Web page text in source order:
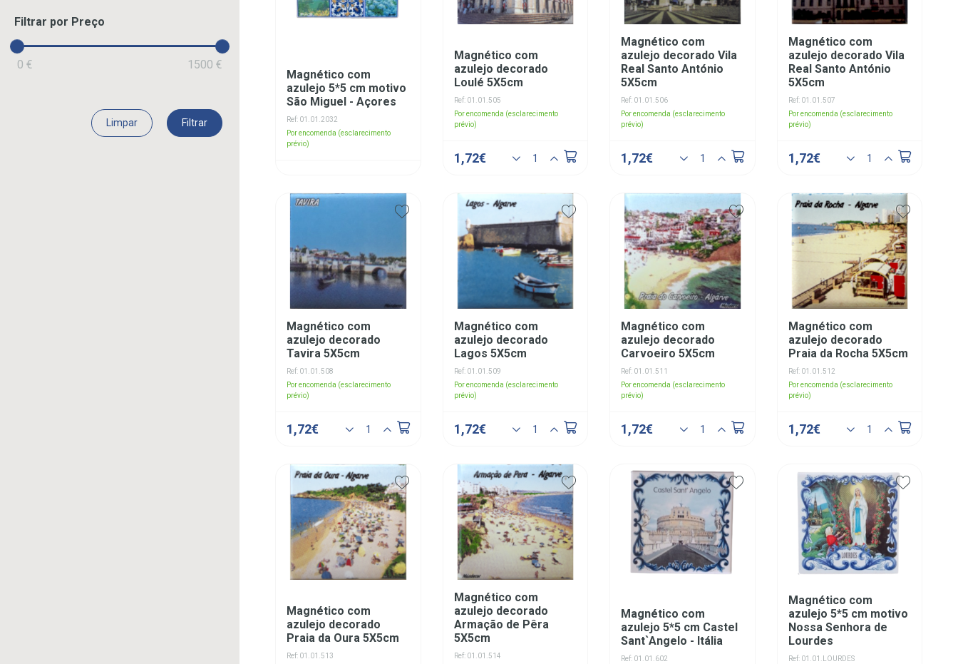
Filtrar por Preço
0 € 1500 €
Limpar Filtrar
Magnético com
azulejo 5*5 cm motivo
São Miguel - Açores
Ref: 01.01.2032
Por encomenda (esclarecimento
prévio)
Magnético com
azulejo decorado
Loulé 5X5cm
Ref: 01.01.505
Por encomenda (esclarecimento
prévio)
1,72€
Magnético com
azulejo decorado Vila
Real Santo António
5X5cm
Ref: 01.01.506
Por encomenda (esclarecimento
prévio)
1,72€
Magnético com
azulejo decorado Vila
Real Santo António
5X5cm
Ref: 01.01.507
Por encomenda (esclarecimento
prévio)
1,72€
Magnético com
azulejo decorado
Tavira 5X5cm
Ref: 01.01.508
Por encomenda (esclarecimento
prévio)
1,72€
Magnético com
azulejo decorado
Lagos 5X5cm
Ref: 01.01.509
Por encomenda (esclarecimento
prévio)
1,72€
Magnético com
azulejo decorado
Carvoeiro 5X5cm
Ref: 01.01.511
Por encomenda (esclarecimento
prévio)
1,72€
Magnético com
azulejo decorado
Praia da Rocha 5X5cm
Ref: 01.01.512
Por encomenda (esclarecimento
prévio)
1,72€
Magnético com
azulejo decorado
Praia da Oura 5X5cm
Ref: 01.01.513
Magnético com
azulejo decorado
Armação de Pêra
5X5cm
Ref: 01.01.514
Magnético com
azulejo 5*5 cm Castel
Sant`Angelo - Itália
Ref: 01.01.602
Magnético com
azulejo 5*5 cm motivo
Nossa Senhora de
Lourdes
Ref: 01.01.LOURDES